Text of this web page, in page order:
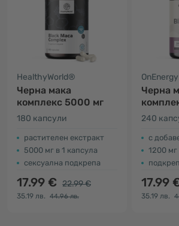
HealthyWorld®
Черна мака
комплекс 5000 мг
180 капсули
растителен екстракт
5000 мг в 1 капсула
сексуална подкрепа
17.99 € 22.99 €
35.19 лв. 44.96 лв.
OnEnergy
Черна
240
с
1200 мг
подкрепа
17.99
35.19 лв.